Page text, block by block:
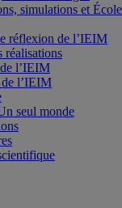
simulations et
réflexion de l’IEIM
réalisations
l’IEIM
l’IEIM
seul monde